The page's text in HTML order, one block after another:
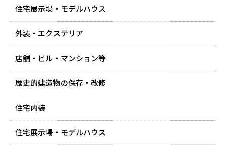
住宅展示場・モデルハウス
外装・エクステリア
店舗・ビル・マンション等
歴史的建造物の保存・改修
住宅内装
住宅展示場・モデルハウス